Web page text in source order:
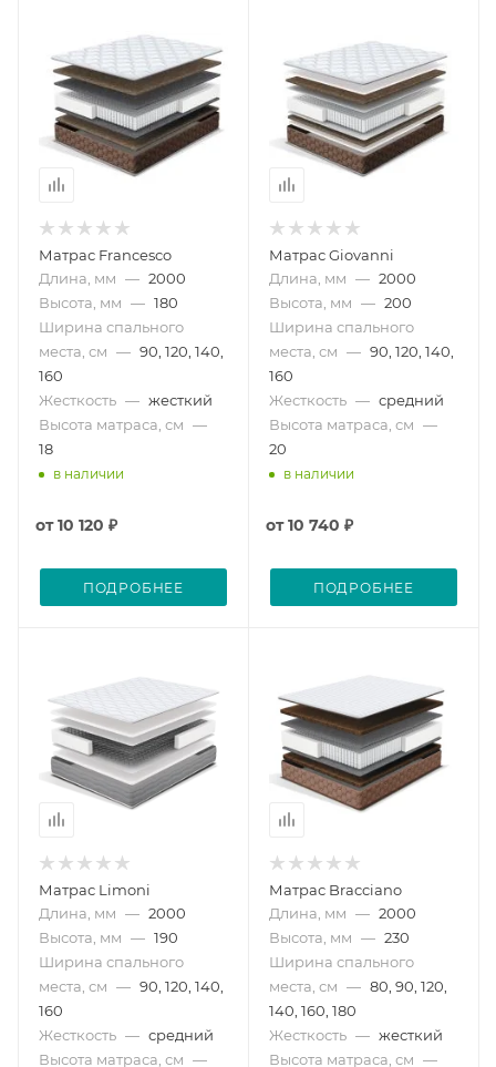
Матрас Francesco
Длина, мм — 2000
Высота, мм — 180
Ширина спального
места, см — 90, 120, 140,
160
Жесткость — жесткий
Высота матраса, см —
18
в наличии
от10 120 ₽
ПОДРОБНЕЕ
Матрас Giovanni
Длина, мм — 2000
Высота, мм — 200
Ширина спального
места, см — 90, 120, 140,
160
Жесткость — средний
Высота матраса, см —
20
в наличии
от10 740 ₽
ПОДРОБНЕЕ
Матрас Limoni
Длина, мм — 2000
Высота, мм — 190
Ширина спального
места, см — 90, 120, 140,
160
Жесткость — средний
Высота матраса, см —
Матрас Bracciano
Длина, мм — 2000
Высота, мм — 230
Ширина спального
места, см — 80, 90, 120,
140, 160, 180
Жесткость — жесткий
Высота матраса, см —